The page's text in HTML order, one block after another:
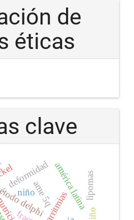
de
éticas
clave
delphiarritmiasamérica latina
ame 5q
deformidad
niño lipomas